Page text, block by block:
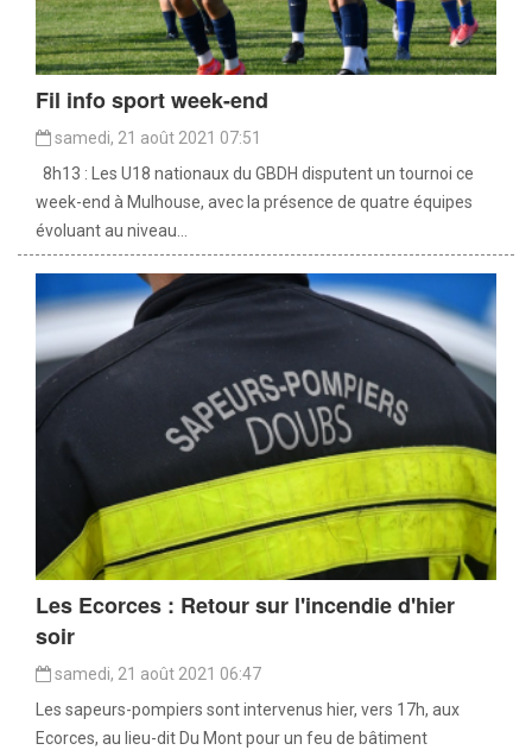
Fil info sport week-end
samedi, 21 août 2021 07:51
8h13 : Les U18 nationaux du GBDH disputent un tournoi ce
week-end à Mulhouse, avec la présence de quatre équipes
évoluant au niveau...
Les Ecorces : Retour sur l'incendie d'hier
soir
samedi, 21 août 2021 06:47
Les sapeurs-pompiers sont intervenus hier, vers 17h, aux
Ecorces, au lieu-dit Du Mont pour un feu de bâtiment